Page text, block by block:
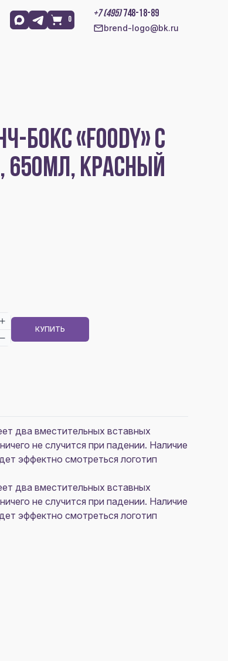
0
+7 (495)748-18-89
brend-logo@bk.ru
БОКС «FOODY» С
КРАСНЫЙ
КУПИТЬ
два вместительных вставных
не случится при падении. Наличие
эффектно смотреться логотип
два вместительных вставных
не случится при падении. Наличие
эффектно смотреться логотип